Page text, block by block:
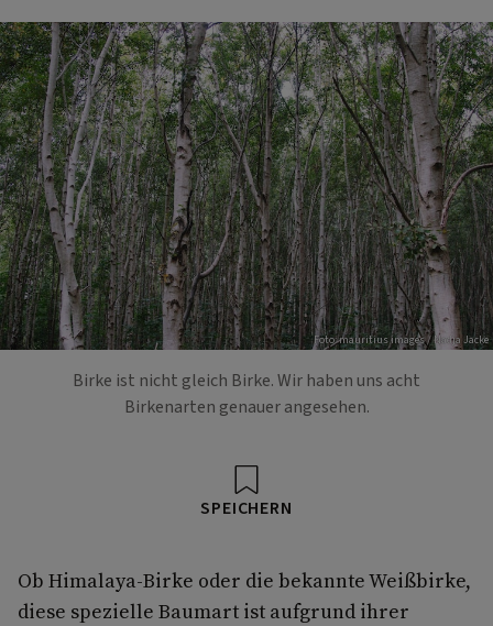
Foto: mauritius images / Nadja Jacke
Birke ist nicht gleich Birke. Wir haben uns acht
Birkenarten genauer angesehen.
SPEICHERN
Ob Himalaya-Birke oder die bekannte Weißbirke,
diese spezielle Baumart ist aufgrund ihrer